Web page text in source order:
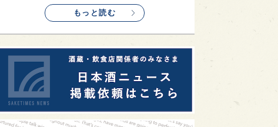
もっと読む